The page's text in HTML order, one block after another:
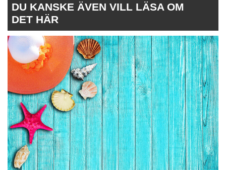
DU KANSKE ÄVEN VILL LÄSA OM
DET HÄR